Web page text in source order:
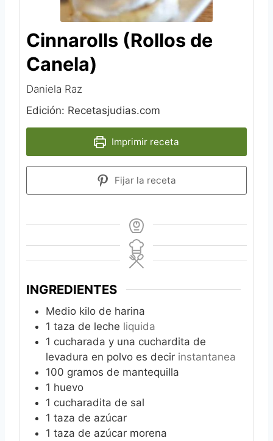
Cinnarolls (Rollos de
Canela)
Daniela Raz
Edición: Recetasjudias.com
Imprimir receta
Fijar la receta
INGREDIENTES
Medio kilo de harina
1 taza de leche liquida
1 cucharada y una cuchardita de
levadura en polvo es decir instantanea
100 gramos de mantequilla
1 huevo
1 cucharadita de sal
1 taza de azúcar
1 taza de azúcar morena